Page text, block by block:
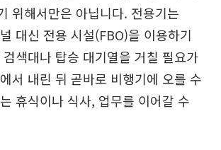
위해서만은 아닙니다. 전용기는
대신 전용 시설(FBO)을 이용하기
색대나 탑승 대기열을 거칠 필요가
서 내린 뒤 곧바로 비행기에 오를 수
휴식이나 식사, 업무를 이어갈 수